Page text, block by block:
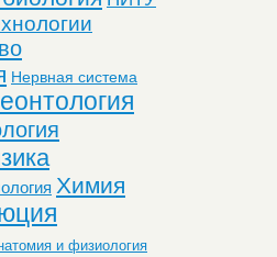
Нервная система
Химия
и физиология